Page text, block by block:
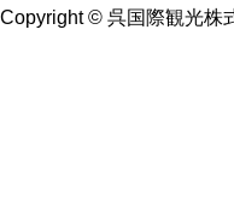
Copyright © 呉国際観光株